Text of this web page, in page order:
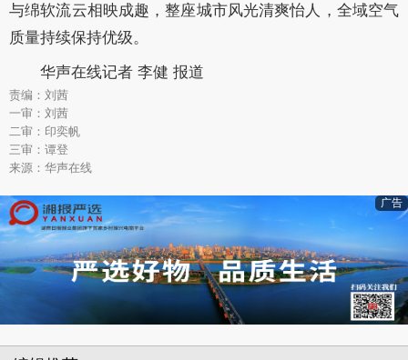
与绵软流云相映成趣，整座城市风光清爽怡人，全域空气
质量持续保持优级。
华声在线记者 李健 报道
责编：刘茜
一审：刘茜
二审：印奕帆
三审：谭登
来源：华声在线
广告